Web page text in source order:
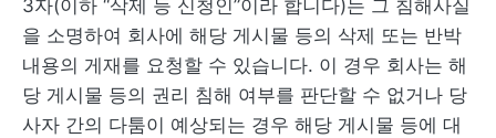
3자(이하 “삭제 등 신청인”이라 합니다)는 그 침해사실
을 소명하여 회사에 해당 게시물 등의 삭제 또는 반박
내용의 게재를 요청할 수 있습니다. 이 경우 회사는 해
당 게시물 등의 권리 침해 여부를 판단할 수 없거나 당
사자 간의 다툼이 예상되는 경우 해당 게시물 등에 대